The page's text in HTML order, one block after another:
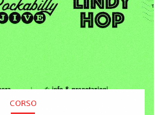
CORSO